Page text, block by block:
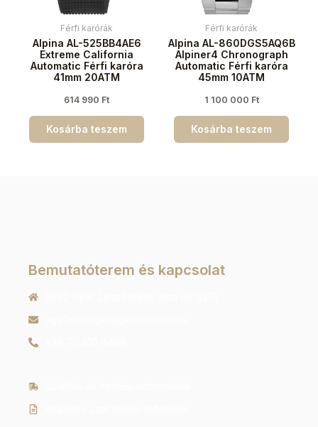
Férfi karórák
Alpina AL-525BB4AE6
Extreme California
Automatic Férfi karóra
41mm 20ATM
614 990 Ft
Kosárba teszem
Férfi karórák
Alpina AL-860DGS5AQ6B
Alpiner4 Chronograph
Automatic Férfi karóra
45mm 10ATM
1 100 000 Ft
Kosárba teszem
Bemutatóterem és kapcsolat